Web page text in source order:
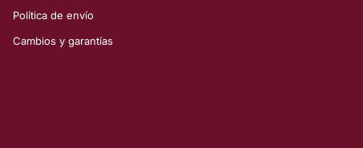
Política de envío
Cambios y garantías